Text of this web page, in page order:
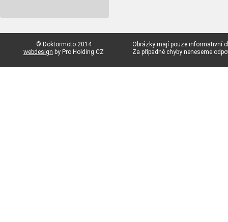
© Doktormoto 2014
webdesign by Pro Holding CZ
Obrázky mají pouze informativní
Za případné chyby neneseme